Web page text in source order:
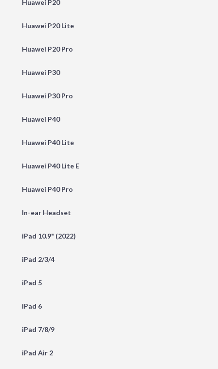
Huawei P20
Huawei P20 Lite
Huawei P20 Pro
Huawei P30
Huawei P30 Pro
Huawei P40
Huawei P40 Lite
Huawei P40 Lite E
Huawei P40 Pro
In-ear Headset
iPad 10.9" (2022)
iPad 2/3/4
iPad 5
iPad 6
iPad 7/8/9
iPad Air 2